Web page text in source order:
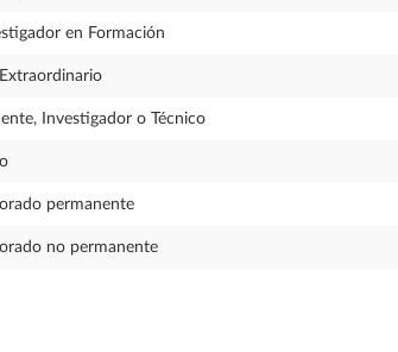
en Formación
Investigador o Técnico
permanente
no permanente